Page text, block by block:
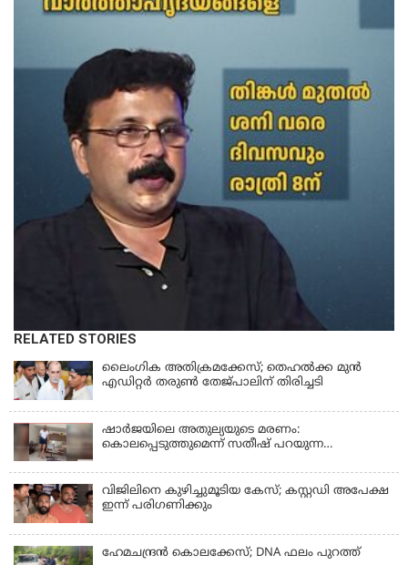
RELATED STORIES
ലൈംഗിക അതിക്രമക്കേസ്; തെഹല്‍ക്ക മുന്‍
എഡിറ്റര്‍ തരുൺ തേജ്പാലിന് തിരിച്ചടി
ഷാർജയിലെ അതുല്യയുടെ മരണം:
കൊലപ്പെടുത്തുമെന്ന് സതീഷ് പറയുന്ന
വിജിലിനെ കുഴിച്ചുമൂടിയ കേസ്; കസ്റ്റഡി അപേക്ഷ
ഇന്ന് പരിഗണിക്കും
ഹേമചന്ദ്രൻ കൊലക്കേസ്; DNA ഫലം പുറത്ത്